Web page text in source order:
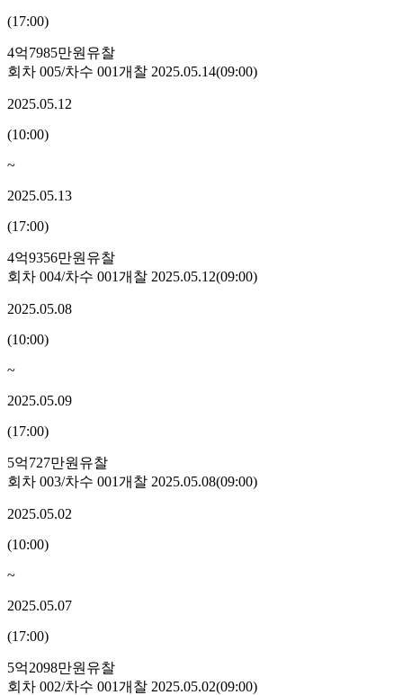
(17:00)
4억7985만원 유찰
회차 005/차수 001개찰 2025.05.14(09:00)
2025.05.12
(10:00)
~
2025.05.13
(17:00)
4억9356만원 유찰
회차 004/차수 001개찰 2025.05.12(09:00)
2025.05.08
(10:00)
~
2025.05.09
(17:00)
5억727만원 유찰
회차 003/차수 001개찰 2025.05.08(09:00)
2025.05.02
(10:00)
~
2025.05.07
(17:00)
5억2098만원 유찰
회차 002/차수 001개찰 2025.05.02(09:00)